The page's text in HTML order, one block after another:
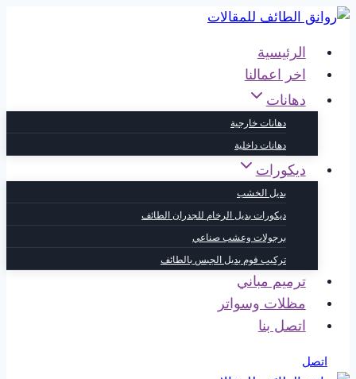
التجاوز
المحتوى الرئيسية
اخر اعمالنا
دهانات
دهانات خارجية
دهانات داخلية
ديكورات
بديل الخشب
ديكورات بديل الرخام للجدران الطائف
برجولات وعشب صناعي
تركيب فوم بديل الجبس بالطائف
ترميم مباني
مظلات وسواتر
اتصل بنا
اتصل